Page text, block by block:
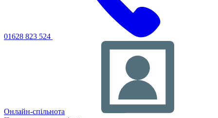
01628 823 524
Онлайн-спільнота